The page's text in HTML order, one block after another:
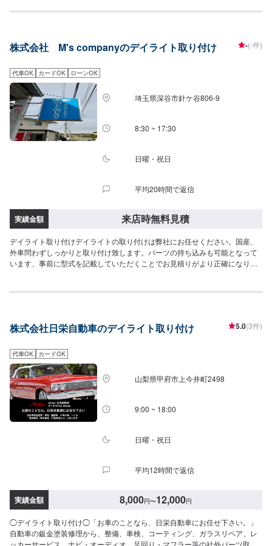
います。自分らしい車との付き合い方を全力でサポートいたしますので、ど
写】で自分らしい車へ◆福祉住環境コーディネーターの資格も持ち合わせた
【3】お見積りにご納得いただければ作業開始【4】仕上がり次第納車《パー
ツの持ち込み》●新品パーツ可●中古パーツ可パーツの詳細・お写真など、オ
ファーにて詳細をご入力ください。型番・取り扱い説明書のお写真をお送り
いただきますと、スムーズにご案内可能です。《代車について》●代車の無料
貸し出し有り福祉車両の代車もございますので、福祉車両をご希望の場合は
お申し付けください。《注意》※写真は見本です。※車種やグレードなどによ
り、金額・納車時期が変わります。予めご了承ください。【定休日・営業時
株式会社 M's companyのデイライト取り付け -(-件)
代車OK カードOK ローンOK
埼玉県深谷市針ケ谷806‐9
8:30 ~ 17:30
日曜・祝日
平均20時間で返信
実績金額 来店時無料見積
デイライト取り付けデイライトの取り付けは弊社にお任せください。国産、
外車問わずしっかりと取り付け致します。パーツの持ち込みも可能となって
います、事前に型式を記載していただくことでお見積りがより正確になりま
古から最新の車まで幅広く作業を承っております。キズヘコミ修理の鈑金塗
すのでお客様の大切なお車の整備は是非私たちにお任せください！お客様に
株式会社日栄自動車のデイライト取り付け 5.0(3件)
代車OK カードOK
山梨県甲府市上今井町2498
9:00 ~ 18:00
日曜・祝日
平均12時間で返信
実績金額 8,000円〜12,000円
◯デイライト取り付け◯「お車のことなら、日栄自動車にお任せ下さい。」
自動車の鈑金塗装修理から、整備、車検、コーティング、ガラスリペア、レ